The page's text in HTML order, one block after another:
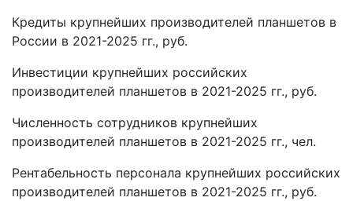
Кредиты крупнейших производителей планшетов в
России в 2021-2025 гг., руб.
Инвестиции крупнейших российских
производителей планшетов в 2021-2025 гг., руб.
Численность сотрудников крупнейших
производителей планшетов в 2021-2025 гг., чел.
Рентабельность персонала крупнейших российских
производителей планшетов в 2021-2025 гг., руб.